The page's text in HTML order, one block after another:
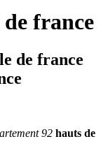
france
de france
92 hauts de